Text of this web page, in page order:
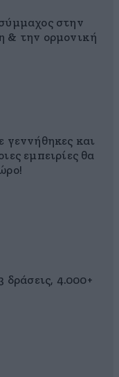
στην
& την ορμονική
γεννήθηκες και
εμπειρίες θα
δράσεις, 4.000+